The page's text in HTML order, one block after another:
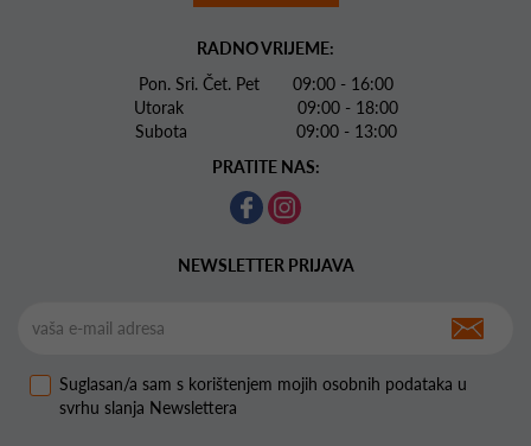
RADNO VRIJEME:
Pon. Sri. Čet. Pet 09:00 - 16:00
Utorak 09:00 - 18:00
Subota 09:00 - 13:00
PRATITE NAS:
NEWSLETTER PRIJAVA
Suglasan/a sam s korištenjem mojih osobnih podataka u
svrhu slanja Newslettera